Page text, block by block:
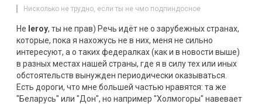
Нисколько не трудно, если ты не чмо подпиндосное
Не leroy, ты не прав) Речь идёт не о зарубежных странах,
которые, пока я нахожусь не в них, меня не сильно
интересуют, а о таких федералках (как и в новости выше)
в разных местах нашей страны, где я в силу тех или иных
обстоятельств вынужден периодически оказываться.
Есть дороги, что мне большей частью нравятся: та же
"Беларусь" или "Дон", но например "Холмогоры" навевает